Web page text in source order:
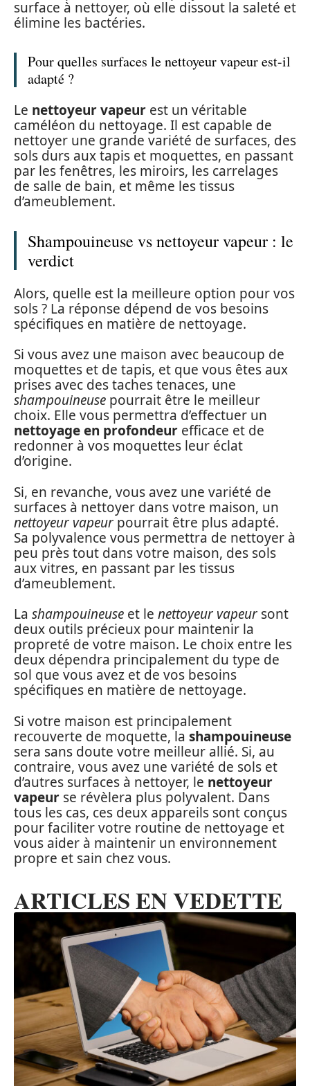
surface à nettoyer, où elle dissout la saleté et
élimine les bactéries.
Pour quelles surfaces le nettoyeur vapeur est-il
adapté ?
Le nettoyeur vapeur est un véritable
caméléon du nettoyage. Il est capable de
nettoyer une grande variété de surfaces, des
sols durs aux tapis et moquettes, en passant
par les fenêtres, les miroirs, les carrelages
de salle de bain, et même les tissus
d’ameublement.
Shampouineuse vs nettoyeur vapeur : le
verdict
Alors, quelle est la meilleure option pour vos
sols ? La réponse dépend de vos besoins
spécifiques en matière de nettoyage.
Si vous avez une maison avec beaucoup de
moquettes et de tapis, et que vous êtes aux
prises avec des taches tenaces, une
shampouineuse pourrait être le meilleur
choix. Elle vous permettra d’effectuer un
nettoyage en profondeur efficace et de
redonner à vos moquettes leur éclat
d’origine.
Si, en revanche, vous avez une variété de
surfaces à nettoyer dans votre maison, un
nettoyeur vapeur pourrait être plus adapté.
Sa polyvalence vous permettra de nettoyer à
peu près tout dans votre maison, des sols
aux vitres, en passant par les tissus
d’ameublement.
La shampouineuse et le nettoyeur vapeur sont
deux outils précieux pour maintenir la
propreté de votre maison. Le choix entre les
deux dépendra principalement du type de
sol que vous avez et de vos besoins
spécifiques en matière de nettoyage.
Si votre maison est principalement
recouverte de moquette, la shampouineuse
sera sans doute votre meilleur allié. Si, au
contraire, vous avez une variété de sols et
d’autres surfaces à nettoyer, le nettoyeur
vapeur se révèlera plus polyvalent. Dans
tous les cas, ces deux appareils sont conçus
pour faciliter votre routine de nettoyage et
vous aider à maintenir un environnement
propre et sain chez vous.
ARTICLES EN VEDETTE